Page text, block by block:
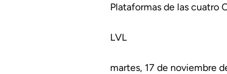
Plataformas de las cuatro
LVL
martes, 17 de noviembre